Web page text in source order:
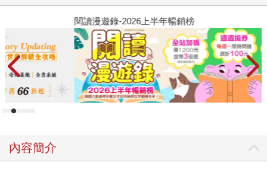
閱讀漫遊錄-2026上半年暢銷榜
內容簡介